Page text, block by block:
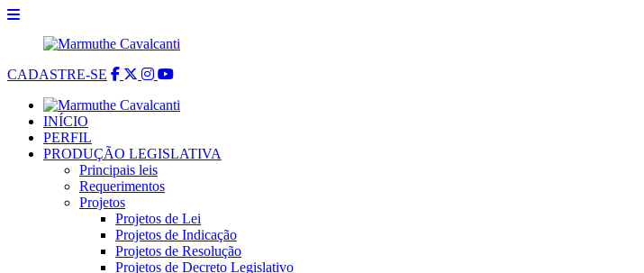
CADASTRE-SE
INÍCIO
PERFIL
PRODUÇÃO LEGISLATIVA
Principais leis
Requerimentos
Projetos
Projetos de Lei
Projetos de Indicação
Projetos de Resolução
Projetos de Decreto Legislativo